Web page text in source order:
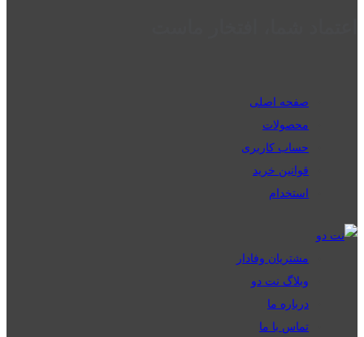
صفحه اصلی
محصولات
حساب کاربری
قوانین خرید
استخدام
مشتریان وفادار
وبلاگ نت دو
درباره ما
تماس با ما